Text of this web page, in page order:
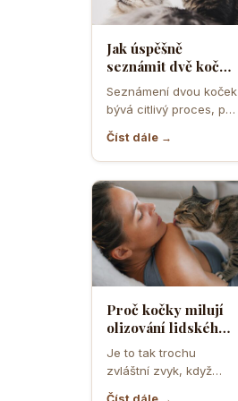
Jak úspěšně
seznámit dvě kočky
a předejít
teritoriálním
válkám
Seznámení dvou koček
bývá citlivý proces, při
minuty, pachy,
prostředí i…
Číst dále →
Proč kočky milují
olizování lidského
potu a co je na něm
tak láká
Je to tak trochu
zvláštní zvyk, když
vaše kočka přijde a